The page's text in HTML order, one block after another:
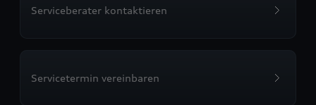
Serviceberater kontaktieren
Servicetermin vereinbaren